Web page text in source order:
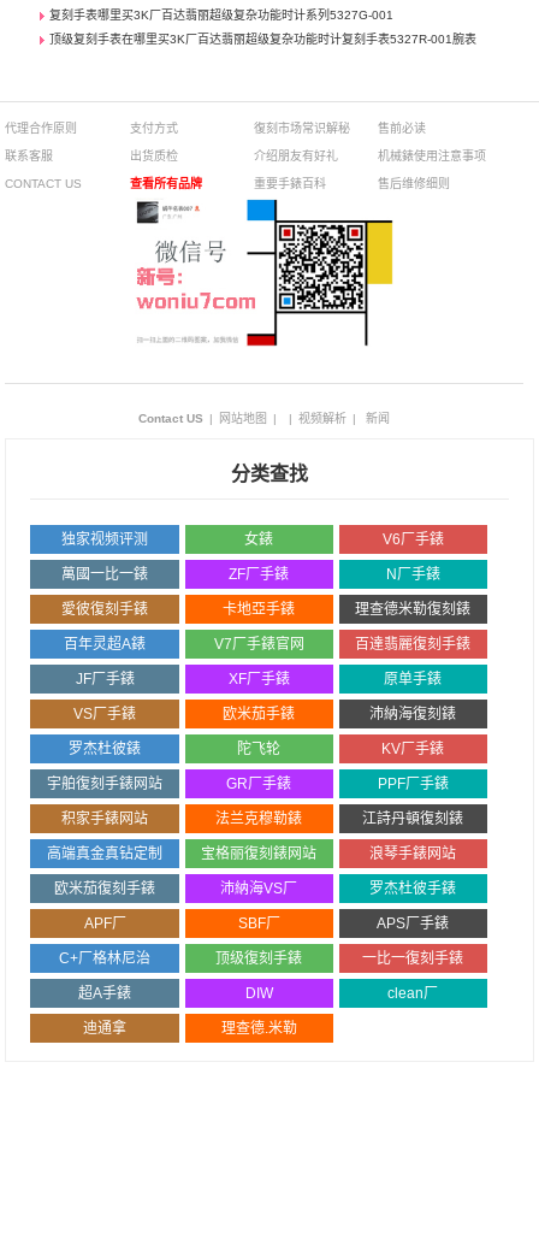
复刻手表哪里买3K厂百达翡丽超级复杂功能时计系列5327G-001
顶级复刻手表在哪里买3K厂百达翡丽超级复杂功能时计复刻手表5327R-001腕表
代理合作原则
联系客服
CONTACT US
支付方式
出货质检
查看所有品牌
復刻市场常识解秘
介绍朋友有好礼
重要手錶百科
售前必读
机械錶使用注意事项
售后维修细则
Contact US | 网站地图 | | 视频解析 | 新闻
分类查找
独家视频评测 女錶 V6厂手錶
萬國一比一錶 ZF厂手錶 N厂手錶
愛彼復刻手錶 卡地亞手錶 理查德米勒復刻錶
百年灵超A錶 V7厂手錶官网 百達翡麗復刻手錶
JF厂手錶 XF厂手錶 原单手錶
VS厂手錶 欧米茄手錶 沛納海復刻錶
罗杰杜彼錶 陀飞轮 KV厂手錶
宇舶復刻手錶网站 GR厂手錶 PPF厂手錶
积家手錶网站 法兰克穆勒錶 江詩丹頓復刻錶
高端真金真钻定制 宝格丽復刻錶网站 浪琴手錶网站
欧米茄復刻手錶 沛納海VS厂 罗杰杜彼手錶
APF厂 SBF厂 APS厂手錶
C+厂格林尼治 顶级復刻手錶 一比一復刻手錶
超A手錶 DIW clean厂
迪通拿 理查德.米勒